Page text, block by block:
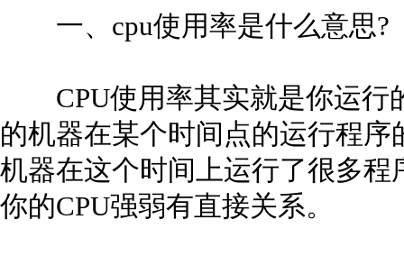
一、cpu使用率是什么意思?
CPU使用率其实就是你运行
的机器在某个时间点的运行程
机器在这个时间上运行了很多
你的CPU强弱有直接关系。